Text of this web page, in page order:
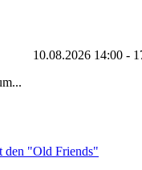
10.08.2026 14:00 -
den "Old Friends"